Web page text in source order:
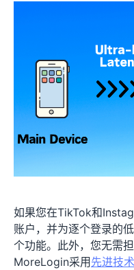
如果您在TikTok和
账户，并为逐个登录的
个功能。此外，您无需
MoreLogin采用先进技术